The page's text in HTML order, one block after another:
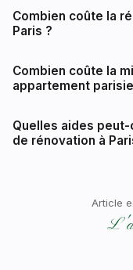
Combien coûte la
Paris ?
Combien coûte la
appartement
Quelles aides
de rénovation à
Article